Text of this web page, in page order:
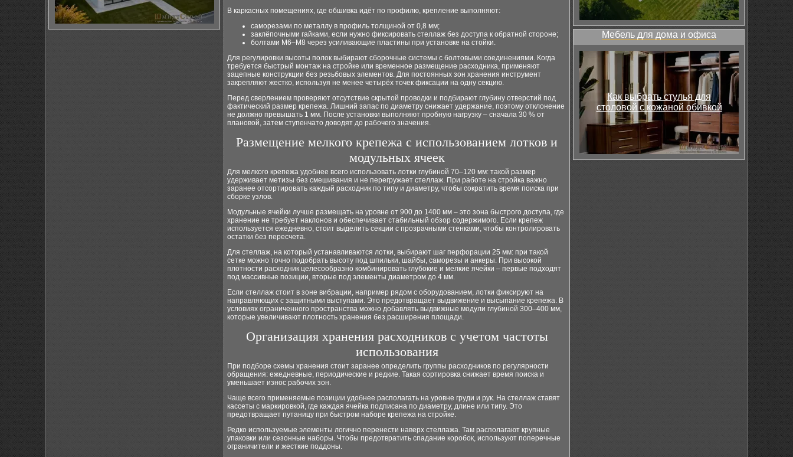
В каркасных помещениях, где обшивка идёт по профилю, крепление выполняют:
саморезами по металлу в профиль толщиной от 0,8 мм;
заклёпочными гайками, если нужно фиксировать стеллаж без доступа к обратной стороне;
болтами М6–М8 через усиливающие пластины при установке на стойки.
Для регулировки высоты полок выбирают сборочные системы с болтовыми соединениями. Когда
требуется быстрый монтаж на стройке или временное размещение расходника, применяют
зацепные конструкции без резьбовых элементов. Для постоянных зон хранения инструмент
закрепляют жестко, используя не менее четырёх точек фиксации на одну секцию.
Перед сверлением проверяют отсутствие скрытой проводки и подбирают глубину отверстий под
фактический размер крепежа. Лишний запас по диаметру снижает удержание, поэтому отклонение
не должно превышать 1 мм. После установки выполняют пробную нагрузку – сначала 30 % от
плановой, затем ступенчато доводят до рабочего значения.
Размещение мелкого крепежа с использованием лотков и
модульных ячеек
Для мелкого крепежа удобнее всего использовать лотки глубиной 70–120 мм: такой размер
удерживает метизы без смешивания и не перегружает стеллаж. При работе на стройка важно
заранее отсортировать каждый расходник по типу и диаметру, чтобы сократить время поиска при
сборке узлов.
Модульные ячейки лучше размещать на уровне от 900 до 1400 мм – это зона быстрого доступа, где
хранение не требует наклонов и обеспечивает стабильный обзор содержимого. Если крепеж
используется ежедневно, стоит выделить секции с прозрачными стенками, чтобы контролировать
остатки без пересчета.
Для стеллаж, на который устанавливаются лотки, выбирают шаг перфорации 25 мм: при такой
сетке можно точно подобрать высоту под шпильки, шайбы, саморезы и анкеры. При высокой
плотности расходник целесообразно комбинировать глубокие и мелкие ячейки – первые подходят
под массивные позиции, вторые под элементы диаметром до 4 мм.
Если стеллаж стоит в зоне вибрации, например рядом с оборудованием, лотки фиксируют на
направляющих с защитными выступами. Это предотвращает выдвижение и высыпание крепежа. В
условиях ограниченного пространства можно добавлять выдвижные модули глубиной 300–400 мм,
которые увеличивают плотность хранения без расширения площади.
Организация хранения расходников с учетом частоты
использования
При подборе схемы хранения стоит заранее определить группы расходников по регулярности
обращения: ежедневные, периодические и редкие. Такая сортировка снижает время поиска и
уменьшает износ рабочих зон.
Чаще всего применяемые позиции удобнее располагать на уровне груди и рук. На стеллаж ставят
кассеты с маркировкой, где каждая ячейка подписана по диаметру, длине или типу. Это
предотвращает путаницу при быстром наборе крепежа на стройке.
Редко используемые элементы логично перенести наверх стеллажа. Там располагают крупные
упаковки или сезонные наборы. Чтобы предотвратить спадание коробок, используют поперечные
ограничители и жесткие поддоны.
Мебель для дома и офиса
Как выбрать стулья для
столовой с кожаной обивкой